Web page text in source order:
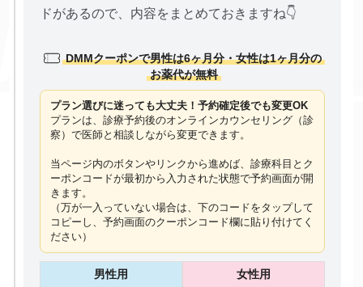
ドがあるので、内容をまとめておきますね👇
DMMクーポンで男性は6ヶ月分・女性は1ヶ月分の
お薬代が無料
プラン選びに迷っても大丈夫！予約確定後でも変更OK
プランは、診療予約後のオンラインカウンセリング（診
察）で医師と相談しながら変更できます。
当ページ内のボタンやリンクから進めば、診療科目とク
ーポンコードが最初から入力された状態で予約画面が開
きます。
（万が一入っていない場合は、下のコードをタップ して
コピーし、予約画面のクーポンコード欄に貼り付けてく
ださい）
男性用 女性用